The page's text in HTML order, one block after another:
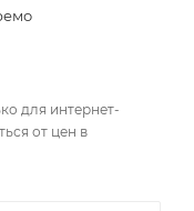
для интернет-
от цен в